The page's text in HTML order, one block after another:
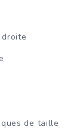
de taille